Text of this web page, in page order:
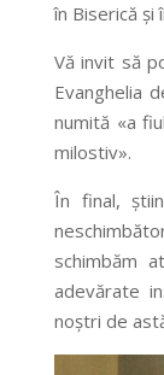
în Biserică și
Vă invit să
Evanghelia
numită «a
milostiv».
În final,
schimbăm
adevărate
noștri de